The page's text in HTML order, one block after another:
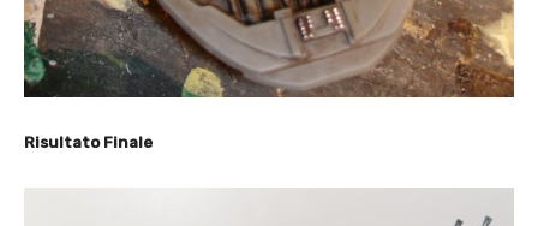
Risultato Finale